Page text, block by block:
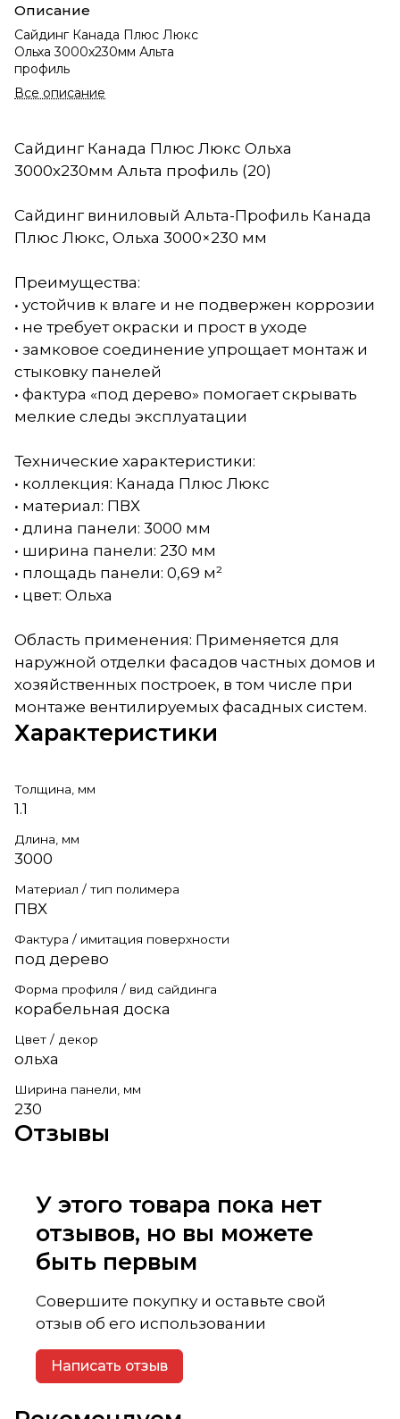
Описание
Сайдинг Канада Плюс Люкс
Ольха 3000х230мм Альта
профиль
Все описание
Сайдинг Канада Плюс Люкс Ольха
3000х230мм Альта профиль (20)
Сайдинг виниловый Альта-Профиль Канада
Плюс Люкс, Ольха 3000×230 мм
Преимущества:
• устойчив к влаге и не подвержен коррозии
• не требует окраски и прост в уходе
• замковое соединение упрощает монтаж и
стыковку панелей
• фактура «под дерево» помогает скрывать
мелкие следы эксплуатации
Технические характеристики:
• коллекция: Канада Плюс Люкс
• материал: ПВХ
• длина панели: 3000 мм
• ширина панели: 230 мм
• площадь панели: 0,69 м²
• цвет: Ольха
Область применения: Применяется для
наружной отделки фасадов частных домов и
хозяйственных построек, в том числе при
монтаже вентилируемых фасадных систем.
Характеристики
Толщина, мм
1.1
Длина, мм
3000
Материал / тип полимера
ПВХ
Фактура / имитация поверхности
под дерево
Форма профиля / вид сайдинга
корабельная доска
Цвет / декор
ольха
Ширина панели, мм
230
Отзывы
У этого товара пока нет
отзывов, но вы можете
быть первым
Совершите покупку и оставьте свой
отзыв об его использовании
Написать отзыв